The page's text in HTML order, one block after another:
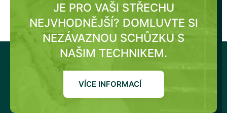
JE PRO VAŠI STŘECHU
NEJVHODNĚJŠÍ? DOMLUVTE SI
NEZÁVAZNOU SCHŮZKU S
NAŠIM TECHNIKEM.
VÍCE INFORMACÍ